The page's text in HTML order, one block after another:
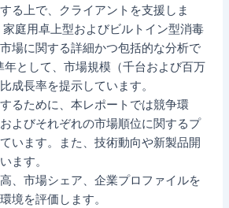
る上で、クライアントを支援しま
庭用卓上型およびビルトイン型消毒
場に関する詳細かつ包括的な分析で
として、市場規模（千台および百万
成長率を提示しています。
るために、本レポートでは競争環
よびそれぞれの市場順位に関するプ
います。また、技術動向や新製品開
ます。
、市場シェア、企業プロファイルを
境を評価します。